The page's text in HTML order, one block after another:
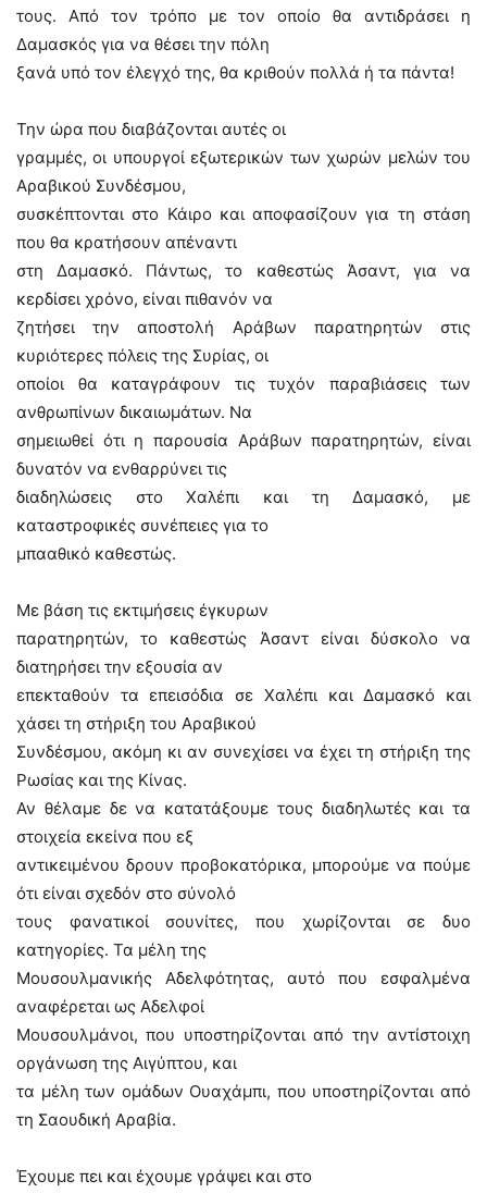
τους. Από τον τρόπο με τον οποίο θα αντιδράσει η
Δαμασκός για να θέσει την πόλη
ξανά υπό τον έλεγχό της, θα κριθούν πολλά ή τα πάντα!
Την ώρα που διαβάζονται αυτές οι
γραμμές, οι υπουργοί εξωτερικών των χωρών μελών του
Αραβικού Συνδέσμου,
συσκέπτονται στο Κάιρο και αποφασίζουν για τη στάση
που θα κρατήσουν απέναντι
στη Δαμασκό. Πάντως, το καθεστώς Άσαντ, για να
κερδίσει χρόνο, είναι πιθανόν να
ζητήσει την αποστολή Αράβων παρατηρητών στις
κυριότερες πόλεις της Συρίας, οι
οποίοι θα καταγράφουν τις τυχόν παραβιάσεις των
ανθρωπίνων δικαιωμάτων. Να
σημειωθεί ότι η παρουσία Αράβων παρατηρητών, είναι
δυνατόν να ενθαρρύνει τις
διαδηλώσεις στο Χαλέπι και τη Δαμασκό, με
καταστροφικές συνέπειες για το
μπααθικό καθεστώς.
Με βάση τις εκτιμήσεις έγκυρων
παρατηρητών, το καθεστώς Άσαντ είναι δύσκολο να
διατηρήσει την εξουσία αν
επεκταθούν τα επεισόδια σε Χαλέπι και Δαμασκό και
χάσει τη στήριξη του Αραβικού
Συνδέσμου, ακόμη κι αν συνεχίσει να έχει τη στήριξη της
Ρωσίας και της Κίνας.
Αν θέλαμε δε να κατατάξουμε τους διαδηλωτές και τα
στοιχεία εκείνα που εξ
αντικειμένου δρουν προβοκατόρικα, μπορούμε να πούμε
ότι είναι σχεδόν στο σύνολό
τους φανατικοί σουνίτες, που χωρίζονται σε δυο
κατηγορίες. Τα μέλη της
Μουσουλμανικής Αδελφότητας, αυτό που εσφαλμένα
αναφέρεται ως Αδελφοί
Μουσουλμάνοι, που υποστηρίζονται από την αντίστοιχη
οργάνωση της Αιγύπτου, και
τα μέλη των ομάδων Ουαχάμπι, που υποστηρίζονται από
τη Σαουδική Αραβία.
Έχουμε πει και έχουμε γράψει και στο